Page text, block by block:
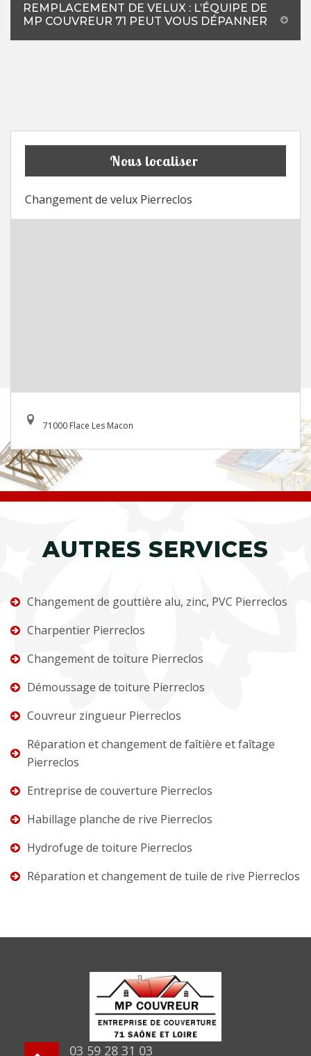
REMPLACEMENT DE VELUX : L’ÉQUIPE DE
MP COUVREUR 71 PEUT VOUS DÉPANNER
Nous localiser
Changement de velux Pierreclos
71000 Flace Les Macon
AUTRES SERVICES
Changement de gouttière alu, zinc, PVC Pierreclos
Charpentier Pierreclos
Changement de toiture Pierreclos
Démoussage de toiture Pierreclos
Couvreur zingueur Pierreclos
Réparation et changement de faîtière et faîtage
Pierreclos
Entreprise de couverture Pierreclos
Habillage planche de rive Pierreclos
Hydrofuge de toiture Pierreclos
Réparation et changement de tuile de rive Pierreclos
03 59 28 31 03